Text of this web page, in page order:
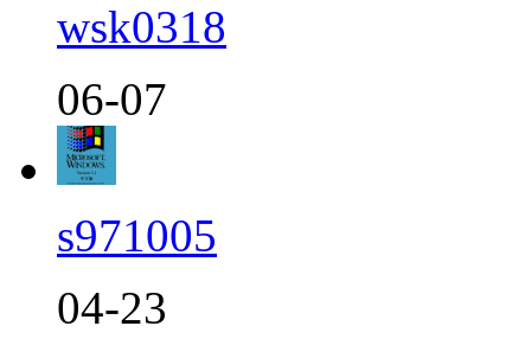
wsk0318
06-07
s971005
04-23